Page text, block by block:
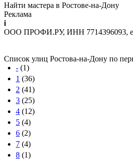
Найти мастера в Ростове-на-Дону
Реклама
i
ООО ПРОФИ.РУ, ИНН 7714396093,
Список улиц Ростова-на-Дону по
- (1)
1 (36)
2 (41)
3 (25)
4 (12)
5 (4)
6 (2)
7 (4)
8 (1)